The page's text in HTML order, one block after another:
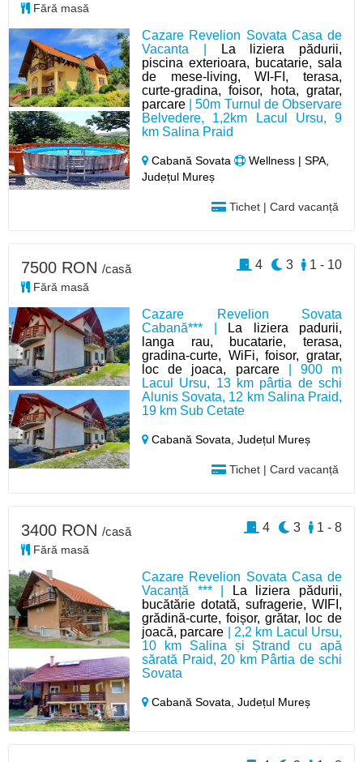
Cazare Revelion Sovata Casa de
Vacanta |
La liziera pădurii,
piscina exterioara, bucatarie, sala
de mese-living, WI-FI, terasa,
curte-gradina, foisor, hota, gratar,
parcare | 50m Turnul de Observare
Belvedere, 1,2km Lacul Ursu, 9
km Salina Praid
Cabană Sovata
Wellness | SPA,
Județul Mureș
Tichet | Card vacanță
Fără masă
Cazare Revelion Sovata
Cabană*** |
La liziera padurii,
langa rau, bucatarie, terasa,
gradina-curte, WiFi, foisor, gratar,
loc de joaca, parcare| 900 m
Lacul Ursu, 13 km pârtia de schi
Alunis Sovata, 12 km Salina Praid,
19 km Sub Cetate
Cabană Sovata,Județul Mureș
Tichet | Card vacanță
7500 RON /casă
Fără masă
1 - 10
3
4
Cazare Revelion Sovata Casa de
Vacanță *** |
La liziera pădurii,
bucătărie dotată, sufragerie, WIFI,
grădină-curte, foișor, grătar, loc de
joacă, parcare | 2,2 km Lacul Ursu,
10 km Salina și Ștrand cu apă
sărată Praid, 20 km Pârtia de schi
Sovata
Cabană Sovata,Județul Mureș
3400 RON /casă
Fără masă
1 - 8
3
4